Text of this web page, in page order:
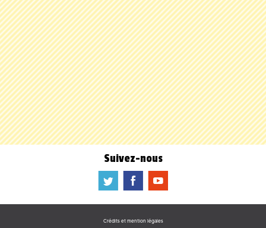
Suivez-nous
a b f
Crédits et mention légales